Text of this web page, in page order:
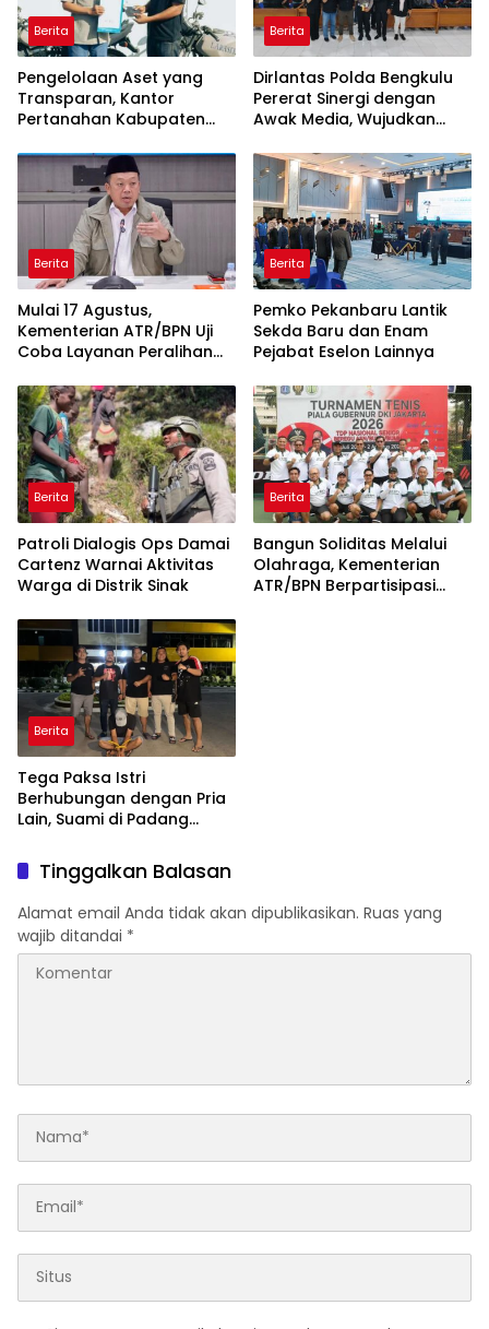
Berita
Pengelolaan Aset yang
Transparan, Kantor
Pertanahan Kabupaten
kepada Pemenang Lelang
Berita
Dirlantas Polda Bengkulu
Pererat Sinergi dengan
Awak Media, Wujudkan
dan Berkualitas
Berita
Mulai 17 Agustus,
Kementerian ATR/BPN Uji
Coba Layanan Peralihan
Berita
Pemko Pekanbaru Lantik
Sekda Baru dan Enam
Pejabat Eselon Lainnya
Berita
Patroli Dialogis Ops Damai
Cartenz Warnai Aktivitas
Warga di Distrik Sinak
Berita
Bangun Soliditas Melalui
Olahraga, Kementerian
ATR/BPN Berpartisipasi
Berita
Tega Paksa Istri
Berhubungan dengan Pria
Lain, Suami di Padang
Tinggalkan Balasan
Alamat email Anda tidak akan dipublikasikan. Ruas yang
wajib ditandai *